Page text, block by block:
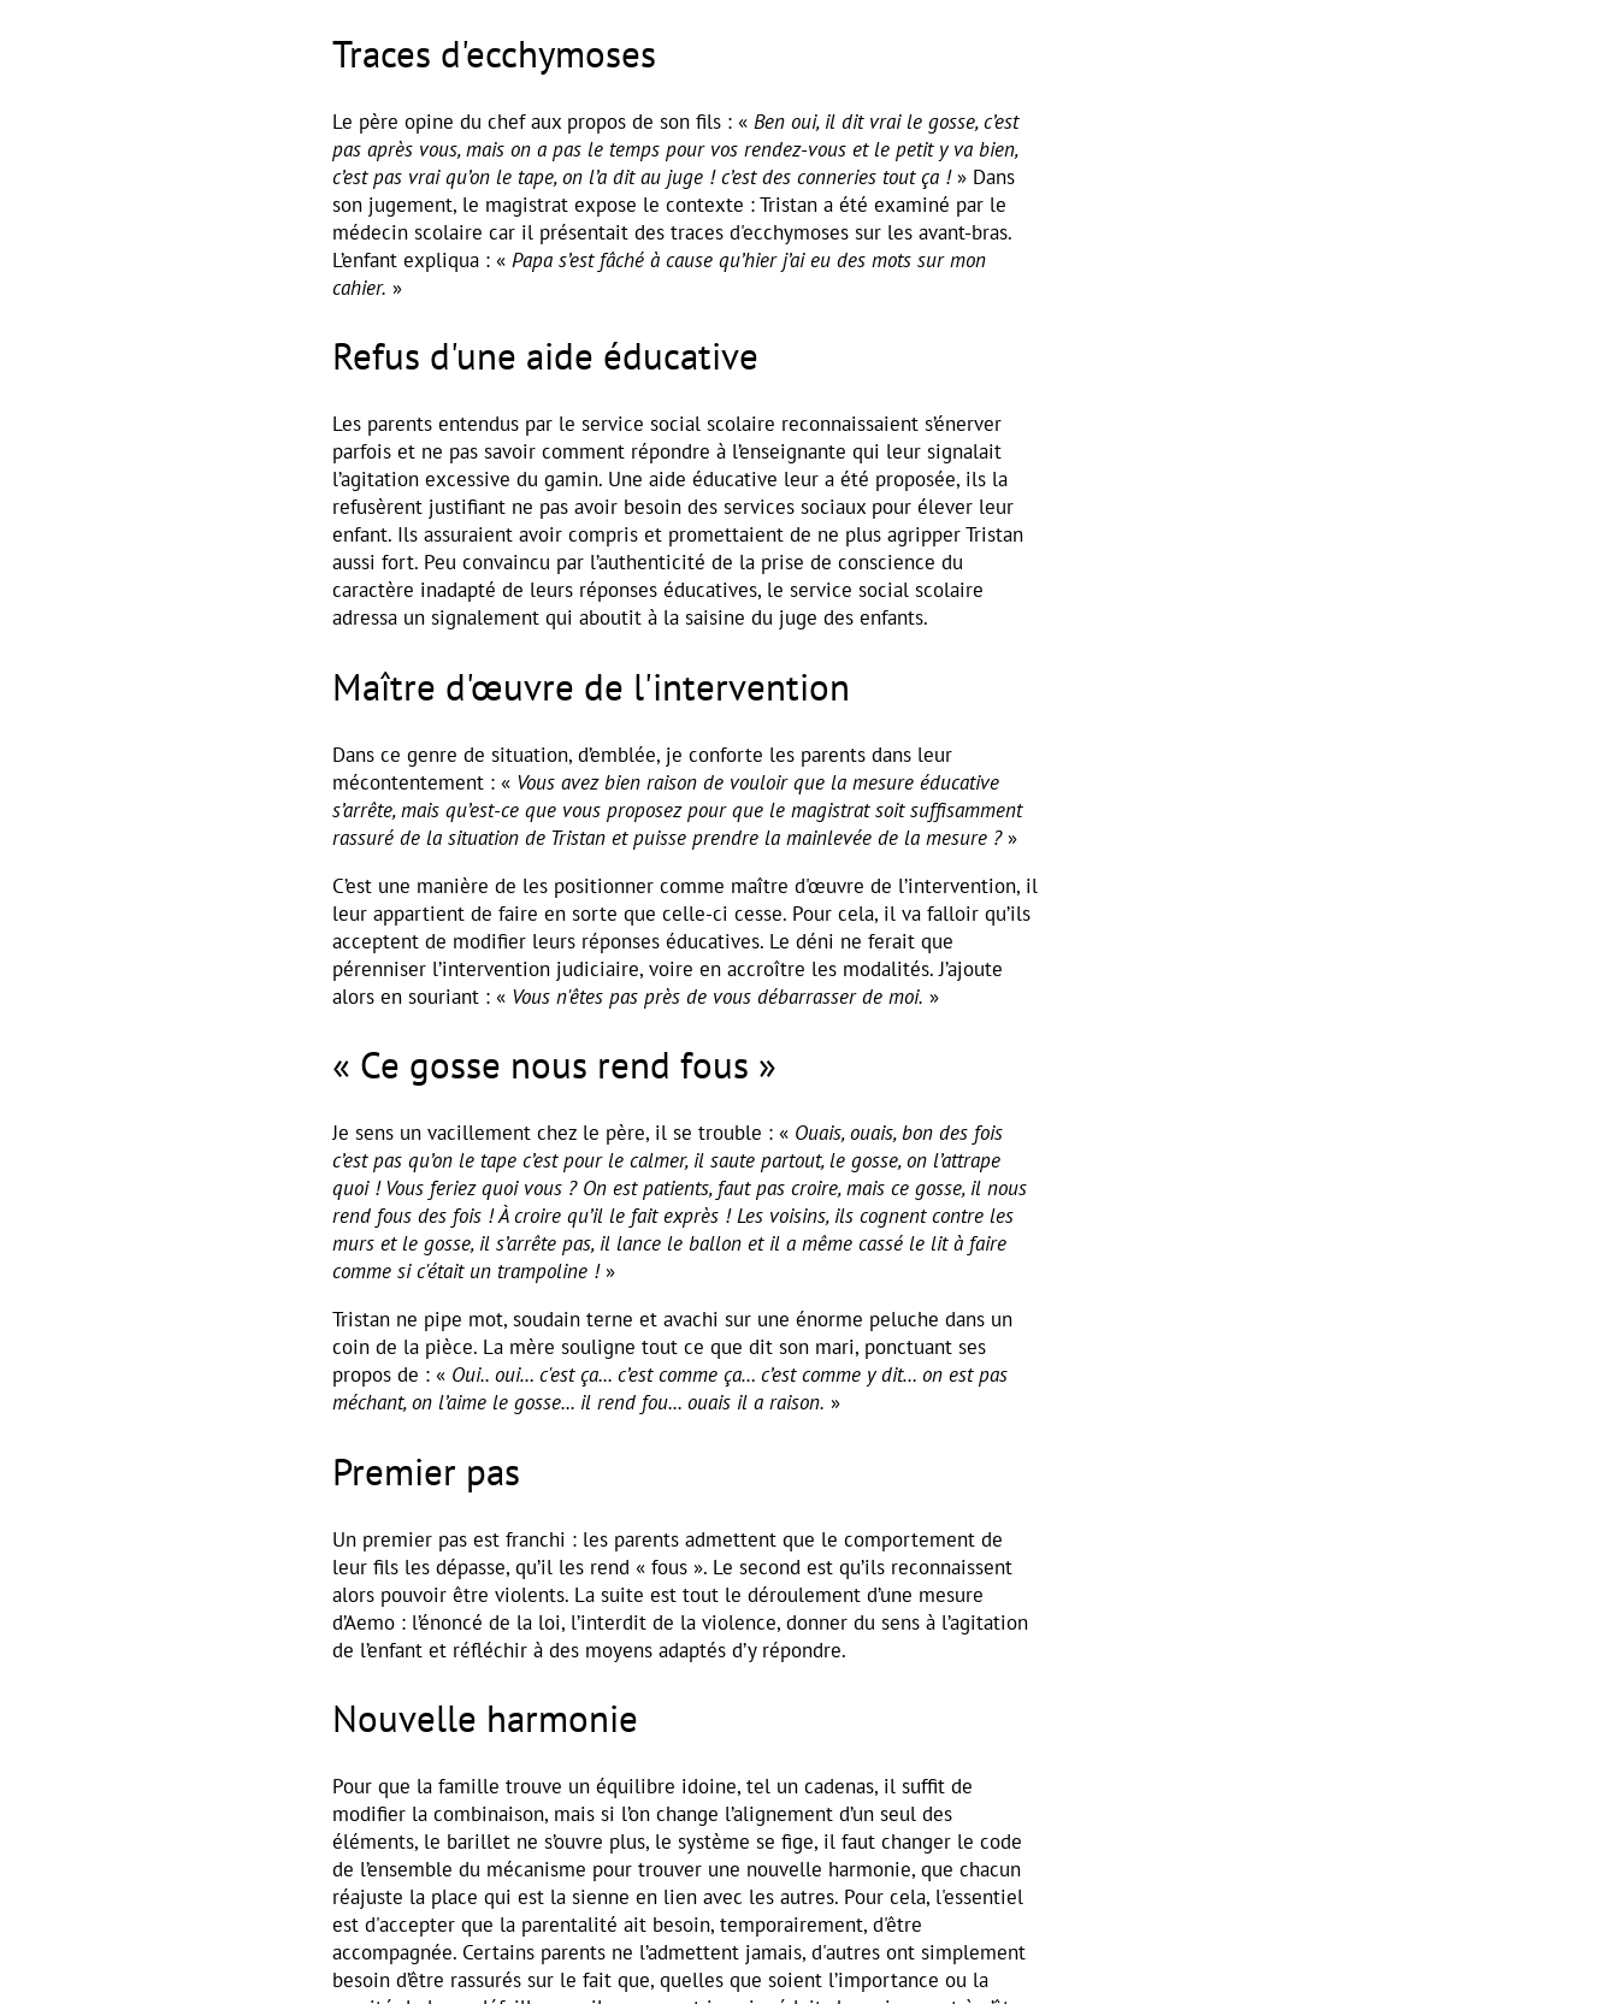
Traces d'ecchymoses
Le père opine du chef aux propos de son fils : « Ben oui, il dit vrai le gosse, c’est
pas après vous, mais on a pas le temps pour vos rendez-vous et le petit y va bien,
c’est pas vrai qu’on le tape, on l’a dit au juge ! c’est des conneries tout ça !» Dans
son jugement, le magistrat expose le contexte : Tristan a été examiné par le
médecin scolaire car il présentait des traces d'ecchymoses sur les avant-bras.
L’enfant expliqua : « Papa s’est fâché à cause qu’hier j’ai eu des mots sur mon
cahier. »
Refus d'une aide éducative
Les parents entendus par le service social scolaire reconnaissaient s’énerver
parfois et ne pas savoir comment répondre à l’enseignante qui leur signalait
l’agitation excessive du gamin. Une aide éducative leur a été proposée, ils la
refusèrent justifiant ne pas avoir besoin des services sociaux pour élever leur
enfant. Ils assuraient avoir compris et promettaient de ne plus agripper Tristan
aussi fort. Peu convaincu par l’authenticité de la prise de conscience du
caractère inadapté de leurs réponses éducatives, le service social scolaire
adressa un signalement qui aboutit à la saisine du juge des enfants.
Maître d'œuvre de l'intervention
Dans ce genre de situation, d’emblée, je conforte les parents dans leur
mécontentement : « Vous avez bien raison de vouloir que la mesure éducative
s’arrête, mais qu’est-ce que vous proposez pour que le magistrat soit suffisamment
rassuré de la situation de Tristan et puisse prendre la mainlevée de la mesure ?»
C’est une manière de les positionner comme maître d'œuvre de l’intervention, il
leur appartient de faire en sorte que celle-ci cesse. Pour cela, il va falloir qu’ils
acceptent de modifier leurs réponses éducatives. Le déni ne ferait que
pérenniser l’intervention judiciaire, voire en accroître les modalités. J’ajoute
alors en souriant : « Vous n'êtes pas près de vous débarrasser de moi. »
« Ce gosse nous rend fous »
Je sens un vacillement chez le père, il se trouble : « Ouais, ouais, bon des fois
c’est pas qu’on le tape c’est pour le calmer, il saute partout, le gosse, on l’attrape
quoi ! Vous feriez quoi vous ? On est patients, faut pas croire, mais ce gosse, il nous
rend fous des fois ! À croire qu’il le fait exprès ! Les voisins, ils cognent contre les
murs et le gosse, il s’arrête pas, il lance le ballon et il a même cassé le lit à faire
comme si c'était un trampoline !»
Tristan ne pipe mot, soudain terne et avachi sur une énorme peluche dans un
coin de la pièce. La mère souligne tout ce que dit son mari, ponctuant ses
propos de : « Oui.. oui… c'est ça... c’est comme ça… c’est comme y dit… on est pas
méchant, on l’aime le gosse... il rend fou... ouais il a raison. »
Premier pas
Un premier pas est franchi : les parents admettent que le comportement de
leur fils les dépasse, qu’il les rend « fous ». Le second est qu’ils reconnaissent
alors pouvoir être violents. La suite est tout le déroulement d’une mesure
d’Aemo : l’énoncé de la loi, l’interdit de la violence, donner du sens à l’agitation
de l’enfant et réfléchir à des moyens adaptés d’y répondre.
Nouvelle harmonie
Pour que la famille trouve un équilibre idoine, tel un cadenas, il suffit de
modifier la combinaison, mais si l’on change l’alignement d’un seul des
éléments, le barillet ne s’ouvre plus, le système se fige, il faut changer le code
de l’ensemble du mécanisme pour trouver une nouvelle harmonie, que chacun
réajuste la place qui est la sienne en lien avec les autres. Pour cela, l'essentiel
est d'accepter que la parentalité ait besoin, temporairement, d'être
accompagnée. Certains parents ne l’admettent jamais, d'autres ont simplement
besoin d’être rassurés sur le fait que, quelles que soient l’importance ou la